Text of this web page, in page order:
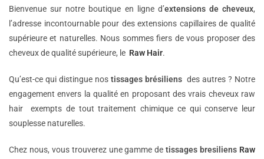
Bienvenue sur notre boutique en ligne d’extensions decheveux,
l’adresse incontournable pour des extensions capillaires de qualité
supérieure et naturelles. Nous sommes fiers de vous proposer des
cheveux de qualité supérieure, le Raw Hair.
Qu’est-ce qui distingue nos tissages brésiliens des autres ? Notre
engagement envers la qualité en proposant des vrais cheveux raw
hair exempts de tout traitement chimique ce qui conserve leur
souplesse naturelles.
Chez nous, vous trouverez une gamme detissages bresiliens Raw